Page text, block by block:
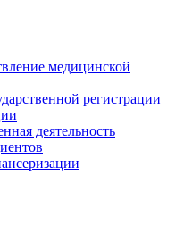
медицинской
регистрации
деятельность